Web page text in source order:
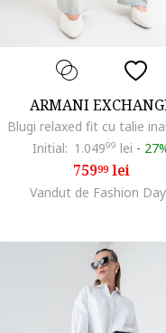
ARMANI
Initial: 1.04999 lei -
75999lei
Vandut de Fashion